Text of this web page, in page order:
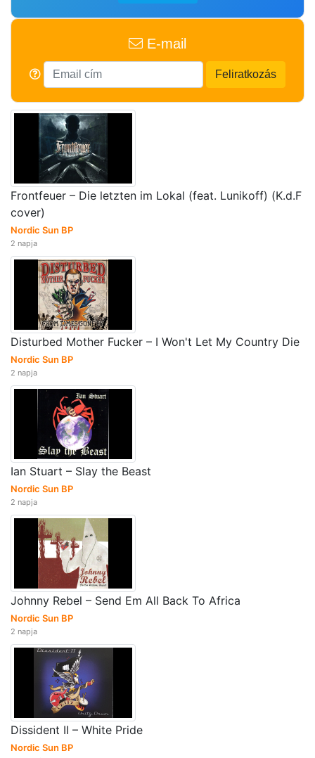
E-mail
Feliratkozás
Frontfeuer – Die letzten im Lokal (feat. Lunikoff) (K.d.F
cover)
Nordic Sun BP
2 napja
Disturbed Mother Fucker – I Won't Let My Country Die
Nordic Sun BP
2 napja
Ian Stuart – Slay the Beast
Nordic Sun BP
2 napja
Johnny Rebel – Send Em All Back To Africa
Nordic Sun BP
2 napja
Dissident II – White Pride
Nordic Sun BP